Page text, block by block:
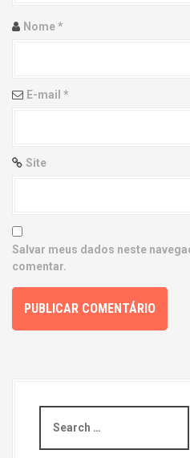
i
n
Nome*
E-mail *
Site
Salvar meus dados neste
comentar.
a